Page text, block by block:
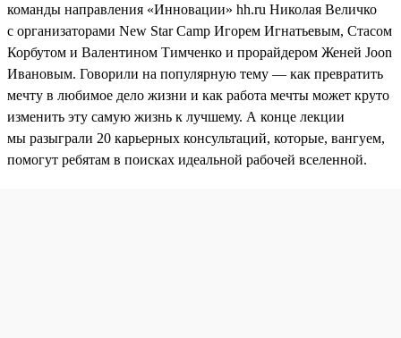
команды направления «Инновации» hh.ru Николая Величко
с организаторами New Star Camp Игорем Игнатьевым, Стасом
Корбутом и Валентином Тимченко и прорайдером Женей Joon
Ивановым. Говорили на популярную тему — как превратить
мечту в любимое дело жизни и как работа мечты может круто
изменить эту самую жизнь к лучшему. А конце лекции
мы разыграли 20 карьерных консультаций, которые, вангуем,
помогут ребятам в поисках идеальной рабочей вселенной.